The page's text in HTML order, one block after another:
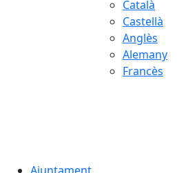
Català
Castellà
Anglès
Alemany
Francès